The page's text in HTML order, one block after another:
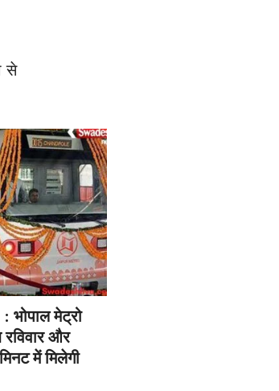
से
मेट्रो
रविवार और
में मिलेगी